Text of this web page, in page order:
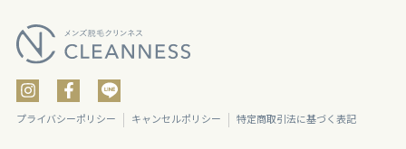
プライバシーポリシー キャンセルポリシー 特定商取引法に基づく表記